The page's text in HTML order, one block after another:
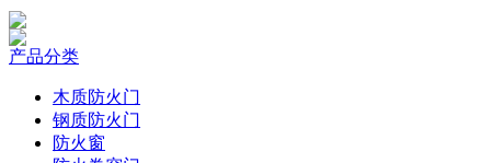
产品分类
木质防火门
钢质防火门
防火窗